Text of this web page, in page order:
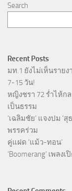
Search
Recent Posts
มท.1 ยังไม่เห็นราย
7-15 วัน!
หญิงชรา 72 ร่ำไห้ก
เป็นธรรม
‘เฉลิมชัย’ แจงปม ‘
พรรคร่วม
คู่แฝด ‘แม้ว-ทอน’
‘Boomerang’ เพลง